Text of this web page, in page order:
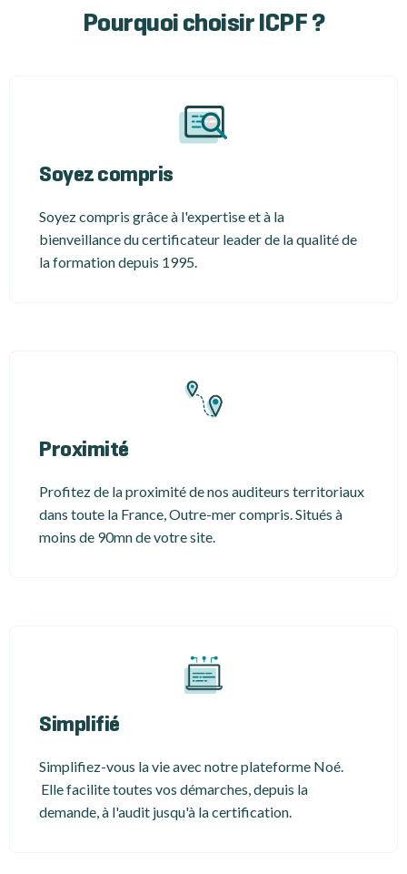
Pourquoi choisir ICPF ?
Soyez compris
Soyez compris grâce à l'expertise et à la
bienveillance du certificateur leader de la qualité de
la formation depuis 1995.
Proximité
Profitez de la proximité de nos auditeurs territoriaux
dans toute la France, Outre-mer compris. Situés à
moins de 90mn de votre site.
Simplifié
Simplifiez-vous la vie avec notre plateforme Noé.
Elle facilite toutes vos démarches, depuis la
demande, à l'audit jusqu'à la certification.